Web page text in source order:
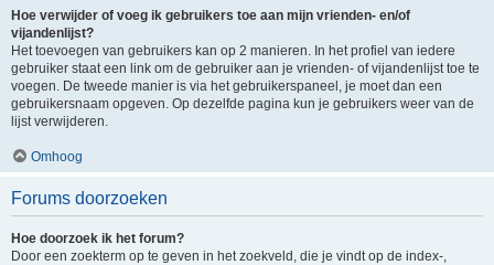
Hoe verwijder of voeg ik gebruikers toe aan mijn vrienden- en/of
vijandenlijst?
Het toevoegen van gebruikers kan op 2 manieren. In het profiel van iedere
gebruiker staat een link om de gebruiker aan je vrienden- of vijandenlijst toe te
voegen. De tweede manier is via het gebruikerspaneel, je moet dan een
gebruikersnaam opgeven. Op dezelfde pagina kun je gebruikers weer van de
lijst verwijderen.
Omhoog
Forums doorzoeken
Hoe doorzoek ik het forum?
Door een zoekterm op te geven in het zoekveld, die je vindt op de index-,